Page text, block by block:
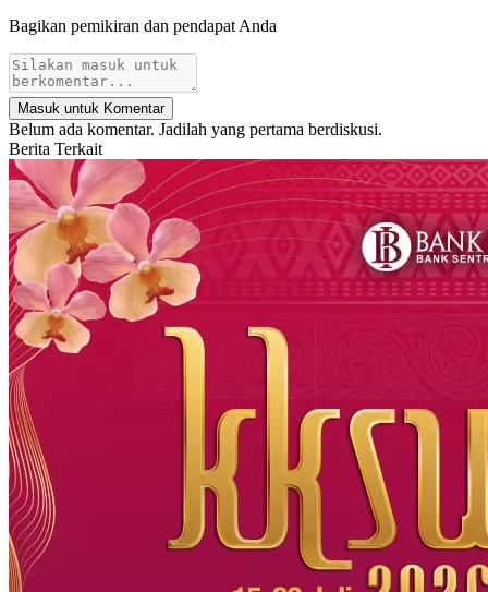
Bagikan pemikiran dan pendapat Anda
Masuk untuk Komentar
Belum ada komentar. Jadilah yang pertama berdiskusi.
Berita Terkait